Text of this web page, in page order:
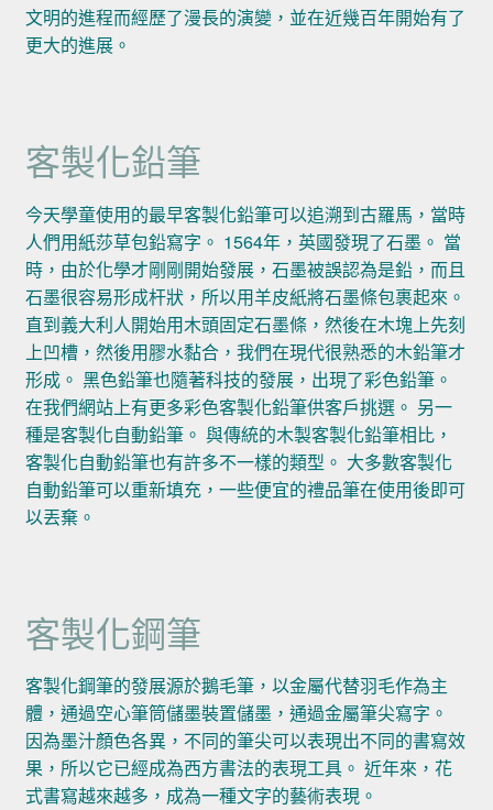
文明的進程而經歷了漫長的演變，並在近幾百年開始有了
更大的進展。
客製化鉛筆
今天學童使用的最早客製化鉛筆可以追溯到古羅馬，當時
人們用紙莎草包鉛寫字。 1564年，英國發現了石墨。 當
時，由於化學才剛剛開始發展，石墨被誤認為是鉛，而且
石墨很容易形成杆狀，所以用羊皮紙將石墨條包裹起來。
直到義大利人開始用木頭固定石墨條，然後在木塊上先刻
上凹槽，然後用膠水黏合，我們在現代很熟悉的木鉛筆才
形成。 黑色鉛筆也隨著科技的發展，出現了彩色鉛筆。
在我們網站上有更多彩色客製化鉛筆供客戶挑選。 另一
種是客製化自動鉛筆。 與傳統的木製客製化鉛筆相比，
客製化自動鉛筆也有許多不一樣的類型。 大多數客製化
自動鉛筆可以重新填充，一些便宜的禮品筆在使用後即可
以丟棄。
客製化鋼筆
客製化鋼筆的發展源於鵝毛筆，以金屬代替羽毛作為主
體，通過空心筆筒儲墨裝置儲墨，通過金屬筆尖寫字。
因為墨汁顏色各異，不同的筆尖可以表現出不同的書寫效
果，所以它已經成為西方書法的表現工具。 近年來，花
式書寫越來越多，成為一種文字的藝術表現。